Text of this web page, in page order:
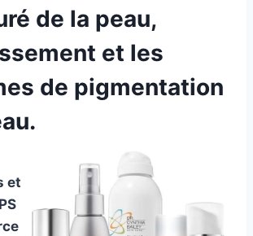
de la peau,
et les
de pigmentation
et